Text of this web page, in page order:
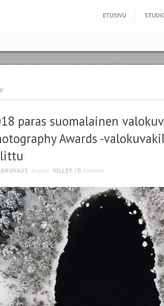
ETUSIVU
paras suomalainen
Awards -
kirjoitti VILLEF / 0 komentit